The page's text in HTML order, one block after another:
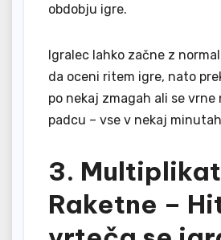
obdobju igre.
Igralec lahko začne z
da oceni ritem igre, nato
po nekaj zmagah ali se vrne
padcu – vse v nekaj
3.
Raketne –